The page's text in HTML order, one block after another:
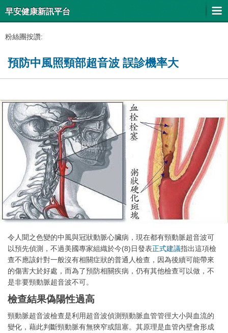
早安健康新訊平台
粉絲團按讚:
預防中風照頸部超音波 誤診機率大
令人聞之色變的中風與冠狀動脈心臟病，現在都有頸動脈超音波可
以預先偵測，不過美國專家組織於今(8)日發表正式建議指出這項檢
查不應該針對一般沒有相關症狀的普通人檢查，因為後續可能帶來
的傷害大於好處，而為了預防相關疾病，仍有其他檢查可以做，不
是非要頸動脈超音波不可。
檢查結果偽陽性過高
頸動脈超音波檢查是利用超音波偵測頸動脈血管管徑大小與血流的
變化，藉此判斷頸動脈有無狹窄或阻塞。其原理是血管內壁會形成